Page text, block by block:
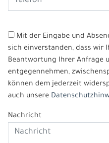
Mit der Eingabe und
sich einverstanden, dass wir
Beantwortung Ihrer Anfrage
entgegennehmen,
können dem jederzeit
auch unsere
Nachricht